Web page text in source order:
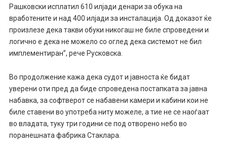
Рашковски исплатил 610 илјади денари за обука на
вработените и над 400 илјади за инсталација. Од доказот ќе
произлезе дека такви обуки никогаш не биле спроведени и
логично е дека не можело со оглед дека системот не бил
имплементиран”, рече Русковска.
Во продолжение кажа дека судот и јавноста ќе бидат
уверени оти пред да биде спроведена постапката за јавна
набавка, за софтверот се набавени камери и кабини кои не
биле ставени во употреба ниту можеле, а тие не се наоѓаат
во владата, туку три години се под отворено небо во
поранешната фабрика Стаклара.